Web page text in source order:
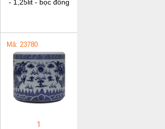
- 1,25lit - bọc đồng
Mã: 23780
1